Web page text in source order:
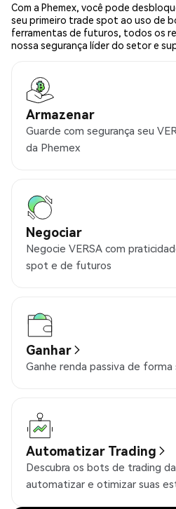
Com a Phemex, você pode
seu primeiro trade spot ao uso de
ferramentas de futuros, todos os
nossa segurança líder do setor e
Armazenar
Guarde com segurança seu
da Phemex
Negociar
Negocie VERSA com
spot e de futuros
Ganhar
Ganhe renda passiva de
Automatizar Trading
Descubra os bots de trading
automatizar e otimizar suas